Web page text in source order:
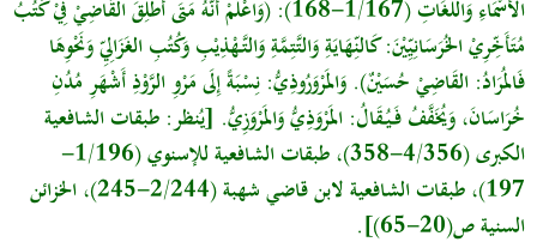
الأَسْمَاءِ وَاللُّغَاتِ (1/167-168)
: (وَاعْلَمْ أَنَّهُ مَتَى أُطْلِقَ القَاضِيْ فِيْ كُتُبُ
مُتَأَخِّرِيْ الخُرَسَانِيِّيْنَ: كَالنِّهَايَةِ وَالتَّتِمَّةِ وَالتَّهْذِيْبِ وَكُتُبِ الغَزَالِيِّ وَنَحْوِهَا
فَالمُرَادُ: القَاضِيْ حُسَيْنٌ). وَالمَرْوَرُوذِيُّ: نِسْبَةً إِلَى مَرْوِ الرَّوْذِ أَشْهَرِ مُدُنِ
خُرَاسَانَ، وَيُخَفَّفُ فَيُقَالُ: المَرْوَذِيُّ وَالمَرْوَزِيُّ. [يُنظر: طبقات الشافعية
الكبرى (4/356-358)، طبقات الشافعية للإسنوي (1/196-
197)، طبقات الشافعية لابن قاضي شهبة (2/244-245)، الخزائن
السنية ص(20-65)].